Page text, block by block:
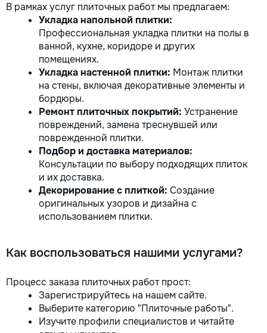
В рамках услуг плиточных работ мы предлагаем:
Укладка напольной плитки:
Профессиональная укладка плитки на полы в
ванной, кухне, коридоре и других
помещениях.
Укладка настенной плитки: Монтаж плитки
на стены, включая декоративные элементы и
бордюры.
Ремонт плиточных покрытий: Устранение
повреждений, замена треснувшей или
поврежденной плитки.
Подбор и доставка материалов:
Консультации по выбору подходящих плиток
и их доставка.
Декорирование с плиткой: Создание
оригинальных узоров и дизайна с
использованием плитки.
Как воспользоваться нашими услугами?
Процесс заказа плиточных работ прост:
Зарегистрируйтесь на нашем сайте.
Выберите категорию "Плиточные работы".
Изучите профили специалистов и читайте